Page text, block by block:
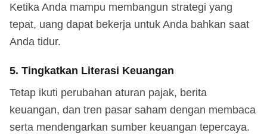
Ketika Anda mampu membangun strategi yang
tepat, uang dapat bekerja untuk Anda bahkan saat
Anda tidur.
5. Tingkatkan Literasi Keuangan
Tetap ikuti perubahan aturan pajak, berita
keuangan, dan tren pasar saham dengan membaca
serta mendengarkan sumber keuangan tepercaya.